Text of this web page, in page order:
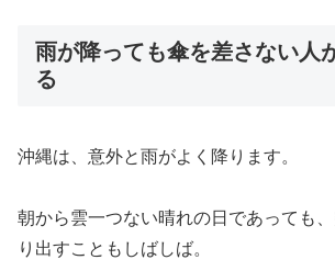
雨が降っても傘を差さない人
る
沖縄は、意外と雨がよく降ります。
朝から雲一つない晴れの日であっても
り出すこともしばしば。